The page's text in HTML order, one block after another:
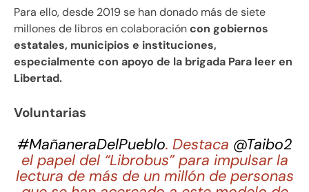
Para ello, desde 2019 se han donado más de siete
millones de libros en colaboracióncon gobiernos
estatales, municipios e instituciones,
especialmente con apoyo de la brigada Para leer en
Libertad.
Voluntarias
#MañaneraDelPueblo. Destaca @Taibo2
el papel del “Librobus” para impulsar la
lectura de más de un millón de personas